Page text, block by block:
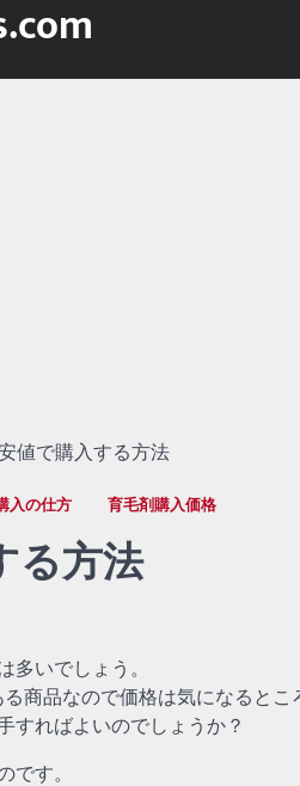
値で購入する方法
入の仕方 育毛剤購入価格
る方法
いでしょう。
商品なので価格は気になるとこ
すればよいのでしょうか？
す。